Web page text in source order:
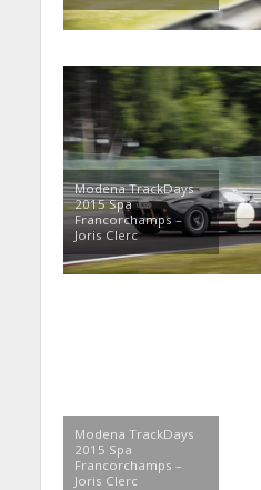
Modena TrackDays
2015 Spa
Francorchamps –
Joris Clerc
Modena TrackDays
2015 Spa
Francorchamps –
Joris Clerc